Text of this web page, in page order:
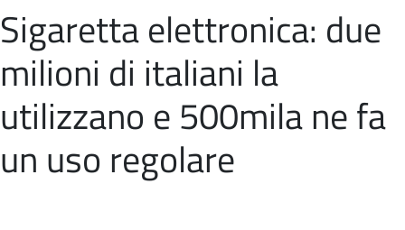
Sigaretta elettronica: due
milioni di italiani la
utilizzano e 500mila ne fa
un uso regolare